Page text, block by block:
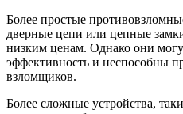
Более простые
дверные цепи или цепные
низким ценам. Однако они
эффективность и неспособны
взломщиков.
Более сложные устройства,